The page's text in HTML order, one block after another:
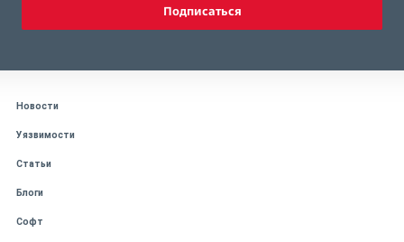
Подписаться
Новости
Уязвимости
Статьи
Блоги
Софт